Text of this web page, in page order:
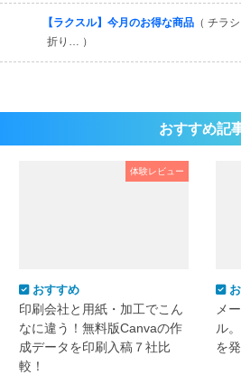
【ラクスル】今月のお得な商品 （ チラ
折り… ）
おすすめ記
体験レビュー
おすすめ
印刷会社と用紙・加工でこん
なに違う！無料版Canvaの作
成データを印刷入稿７社比
較！
お
メ
ル
を